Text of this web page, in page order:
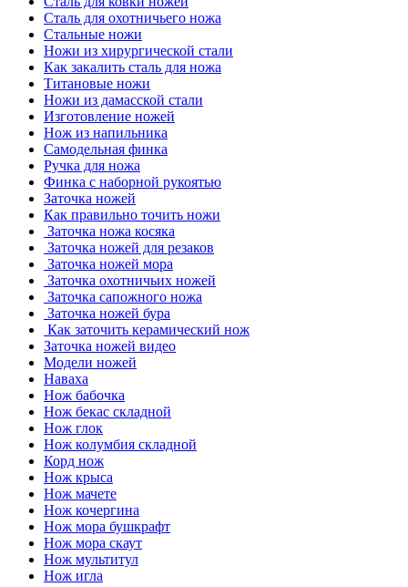
Сталь для охотничьего ножа
Стальные ножи
Ножи из хирургической стали
Как закалить сталь для ножа
Титановые ножи
Ножи из дамасской стали
Изготовление ножей
Нож из напильника
Самодельная финка
Ручка для ножа
Финка с наборной рукоятью
Заточка ножей
Как правильно точить ножи
Заточка ножа косяка
Заточка ножей для резаков
Заточка ножей мора
Заточка охотничьих ножей
Заточка сапожного ножа
Заточка ножей бура
Как заточить керамический нож
Заточка ножей видео
Модели ножей
Наваха
Нож бабочка
Нож бекас складной
Нож глок
Нож колумбия складной
Корд нож
Нож крыса
Нож мачете
Нож кочергина
Нож мора бушкрафт
Нож мора скаут
Нож мультитул
Нож игла